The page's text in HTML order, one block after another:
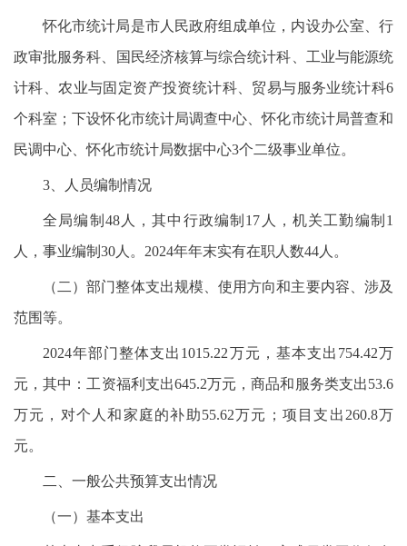
怀化市统计局是市人民政府组成单位，内设办公室、行
政审批服务科、国民经济核算与综合统计科、工业与能源统
计科、农业与固定资产投资统计科、贸易与服务业统计科6
个科室；下设怀化市统计局调查中心、怀化市统计局普查和
民调中心、怀化市统计局数据中心3个二级事业单位。
3、人员编制情况
全局编制48人，其中行政编制17人，机关工勤编制1
人，事业编制30人。2024年年末实有在职人数44人。
（二）部门整体支出规模、使用方向和主要内容、涉及
范围等。
2024年部门整体支出1015.22万元，基本支出754.42万
元，其中：工资福利支出645.2万元，商品和服务类支出53.6
万元，对个人和家庭的补助55.62万元；项目支出260.8万
元。
二、一般公共预算支出情况
（一）基本支出